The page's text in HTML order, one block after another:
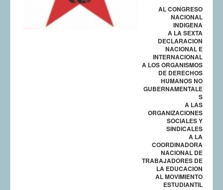
voz de la Casa de los pueblos
AL CONGRESO
NACIONAL
INDIGENA
A LA SEXTA
DECLARACION
NACIONAL E
INTERNACIONAL
A LOS ORGANISMOS
DE DERECHOS
HUMANOS NO
GUBERNAMENTALE
S
A LAS
ORGANIZACIONES
SOCIALES Y
SINDICALES
A LA
COORDINADORA
NACIONAL DE
TRABAJADORES DE
LA EDUCACION
AL MOVIMIENTO
ESTUDIANTIL